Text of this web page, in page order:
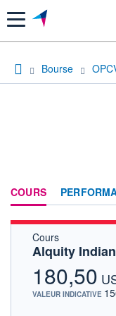
Menu
Bourse
COURS
Cours
Alquity
180,50
VALEUR INDICATIVE